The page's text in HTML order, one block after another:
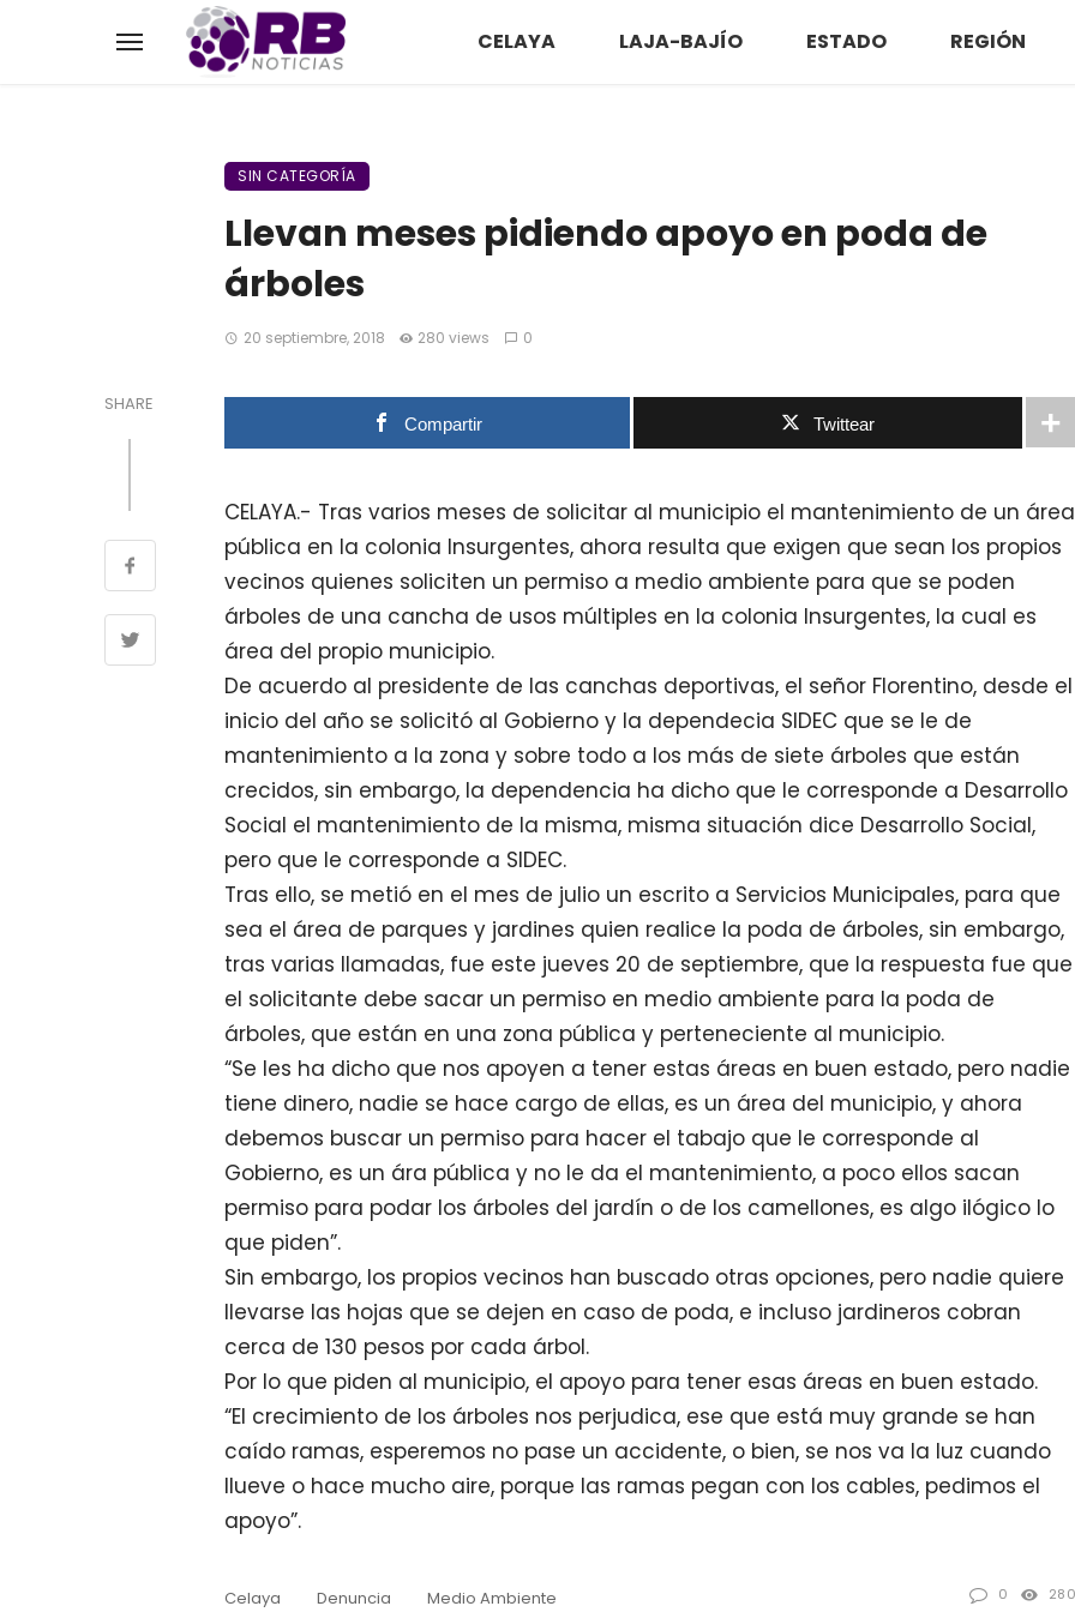
CELAYA LAJA-BAJÍO ESTADO REGIÓN
SIN CATEGORÍA
Llevan meses pidiendo apoyo en poda de
árboles
20 septiembre, 2018 280 views 0
SHARE
Compartir Twittear
CELAYA.- Tras varios meses de solicitar al municipio el mantenimiento de un área
pública en la colonia Insurgentes, ahora resulta que exigen que sean los propios
vecinos quienes soliciten un permiso a medio ambiente para que se poden
árboles de una cancha de usos múltiples en la colonia Insurgentes, la cual es
área del propio municipio.
De acuerdo al presidente de las canchas deportivas, el señor Florentino, desde el
inicio del año se solicitó al Gobierno y la dependecia SIDEC que se le de
mantenimiento a la zona y sobre todo a los más de siete árboles que están
crecidos, sin embargo, la dependencia ha dicho que le corresponde a Desarrollo
Social el mantenimiento de la misma, misma situación dice Desarrollo Social,
pero que le corresponde a SIDEC.
Tras ello, se metió en el mes de julio un escrito a Servicios Municipales, para que
sea el área de parques y jardines quien realice la poda de árboles, sin embargo,
tras varias llamadas, fue este jueves 20 de septiembre, que la respuesta fue que
el solicitante debe sacar un permiso en medio ambiente para la poda de
árboles, que están en una zona pública y perteneciente al municipio.
“Se les ha dicho que nos apoyen a tener estas áreas en buen estado, pero nadie
tiene dinero, nadie se hace cargo de ellas, es un área del municipio, y ahora
debemos buscar un permiso para hacer el tabajo que le corresponde al
Gobierno, es un ára pública y no le da el mantenimiento, a poco ellos sacan
permiso para podar los árboles del jardín o de los camellones, es algo ilógico lo
que piden”.
Sin embargo, los propios vecinos han buscado otras opciones, pero nadie quiere
llevarse las hojas que se dejen en caso de poda, e incluso jardineros cobran
cerca de 130 pesos por cada árbol.
Por lo que piden al municipio, el apoyo para tener esas áreas en buen estado.
“El crecimiento de los árboles nos perjudica, ese que está muy grande se han
caído ramas, esperemos no pase un accidente, o bien, se nos va la luz cuando
llueve o hace mucho aire, porque las ramas pegan con los cables, pedimos el
apoyo”.
Celaya Denuncia Medio Ambiente 0 280